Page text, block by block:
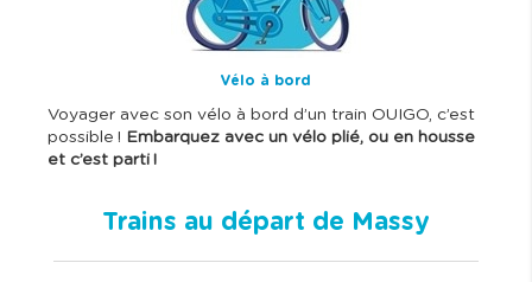
Vélo à bord
Voyager avec son vélo à bord d’un train OUIGO, c’est
possible ! Embarquez avec un vélo plié, ou en housse
et c’est parti !
Trains au départ de Massy